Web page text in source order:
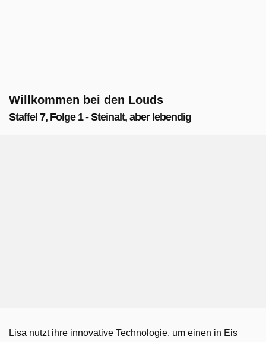
Willkommen bei den Louds
Staffel 7, Folge 1 - Steinalt, aber lebendig
Lisa nutzt ihre innovative Technologie, um einen in Eis